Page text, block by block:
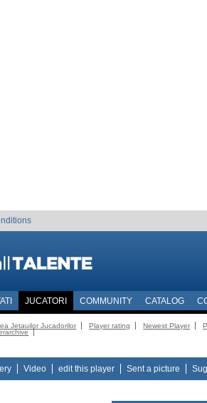
JUCATORI COMMUNITY CATALOG
Jetauilor Jucadorilor Player rating Newest Player
Video edit this player Sent a picture